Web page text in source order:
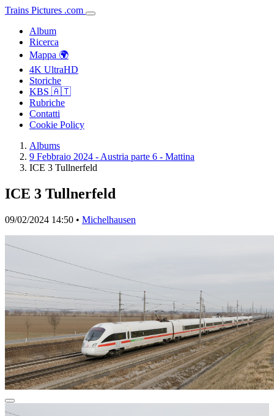
Trains Pictures .com
Album
Ricerca
Mappa 🌍
4K UltraHD
Storiche
KBS 🇦🇹
Rubriche
Contatti
Cookie Policy
Albums
9 Febbraio 2024 - Austria parte 6 - Mattina
ICE 3 Tullnerfeld
ICE 3 Tullnerfeld
09/02/2024 14:50 • Michelhausen